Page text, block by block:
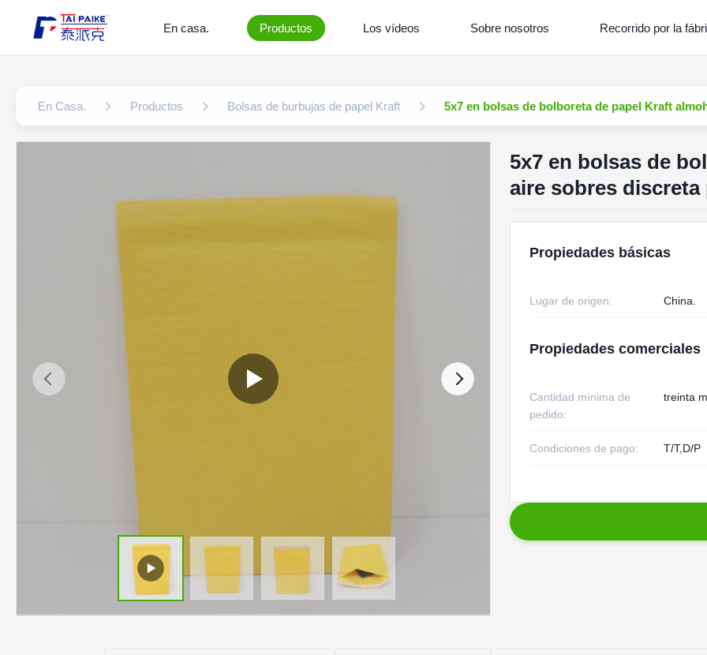
En casa. Productos Los vídeos Sobre nosotros Recorrido por la
En Casa. Productos Bolsas de burbujas de papel Kraft 5x7 en bolsas de bolboreta de papel Kraft
5x7 en bolsas de
aire sobres
Propiedades básicas
Lugar de origen: China.
Propiedades comerciales
Cantidad mínima de
pedido:
treinta
Condiciones de pago: T/T,D/P